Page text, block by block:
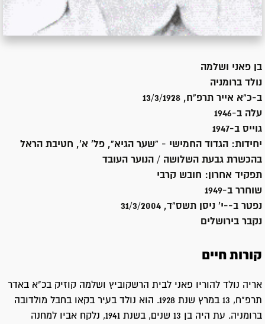
בן פאני ושלמה
נולד ברומניה
ב-כ"א אייר תרפ"ח, 13/3/1928
עלה ב-1946
גוייס ב-1947
יחידות: הגדוד החמישי - "שער הגיא", פל' א', חטיבת הראל
בהכשרת גבעת השלושה / הנוער העובד
תפקיד אחרון: חובש קרבי
שוחרר ב-1949
נפטר ב--י' ניסן תשס"ד, 31/3/2004
נקבר בירושלים
קורות חיים
אריה נולד להוריו פאני לבית הרשקוביץ ושלמה קוזיק בכ"א באדר
תרפ"ח, 13 במרץ שנת 1928. הוא נולד בעיר בקאו בחבל מולדובה
ברומניה. עת היה בן 13 שנים, בשנת 1941, נלקח אביו למחנה